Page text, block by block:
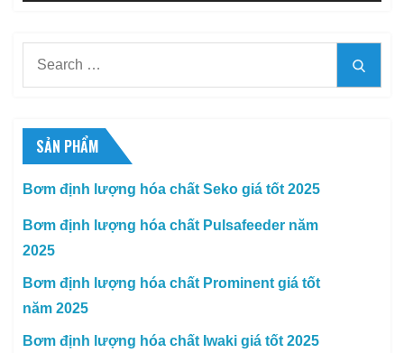
SẢN PHẨM
Bơm định lượng hóa chất Seko giá tốt 2025
Bơm định lượng hóa chất Pulsafeeder năm
2025
Bơm định lượng hóa chất Prominent giá tốt
năm 2025
Bơm định lượng hóa chất Iwaki giá tốt 2025